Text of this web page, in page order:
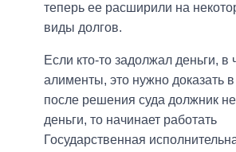
теперь ее расширили на
виды долгов.
Если кто-то задолжал деньги, в
алименты, это нужно доказать
после решения суда должник
деньги, то начинает работать
Государственная